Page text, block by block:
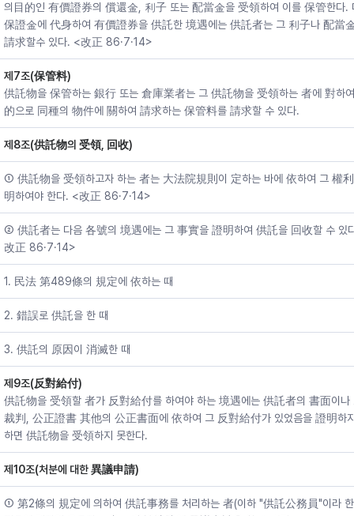
의目的인 有價證券의 償還金, 利子 또는 配當金을 受領하여 이를 保管한다.
保證金에 代身하여 有價證券을 供託한 境遇에는 供託者는 그 利子나 配當
請求할수 있다. <改正 86·7·14>
제7조(保管料)
供託物을 保管하는 銀行 또는 倉庫業者는 그 供託物을 受領하는 者에 對하
的으로 同種의 物件에 關하여 請求하는 保管料를 請求할 수 있다.
제8조(供託物의 受領, 回收)
① 供託物을 受領하고자 하는 者는 大法院規則이 定하는 바에 依하여 그 權
明하여야 한다. <改正 86·7·14>
② 供託者는 다음 各號의 境遇에는 그 事實을 證明하여 供託을 回收할 수 있
改正 86·7·14>
1. 民法 第489條의 規定에 依하는 때
2. 錯誤로 供託을 한 때
3. 供託의 原因이 消滅한 때
제9조(反對給付)
供託物을 受領할 者가 反對給付를 하여야 하는 境遇에는 供託者의 書面이나
裁判, 公正證書 其他의 公正書面에 依하여 그 反對給付가 있었음을 證明하
하면 供託物을 受領하지 못한다.
제10조(처분에 대한 異議申請)
① 第2條의 規定에 의하여 供託事務를 처리하는 者(이하 "供託公務員"이라